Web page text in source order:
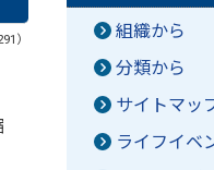
）
組織から
分類から
サイトマッ
ライフイベ